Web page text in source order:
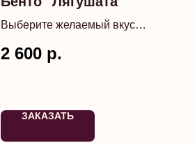
Выберите желаемый вкус
изменить
2 600 р.
ЗАКАЗАТЬ